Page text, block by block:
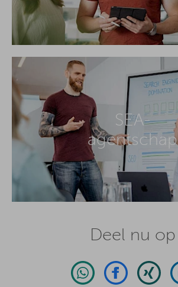
SEA-
agentschap
Deel nu op